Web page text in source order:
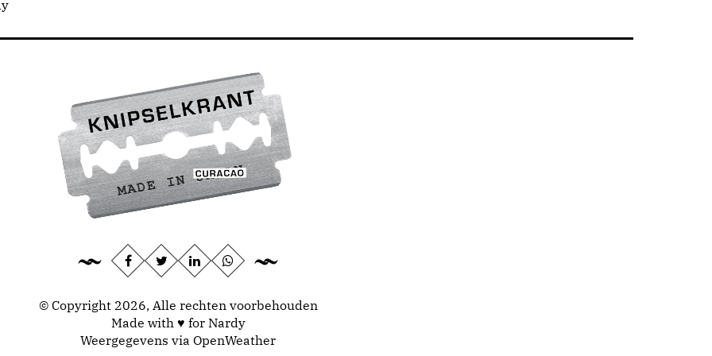
© Copyright 2026, Alle rechten voorbehouden
Made with ♥ for Nardy
Weergegevens via OpenWeather